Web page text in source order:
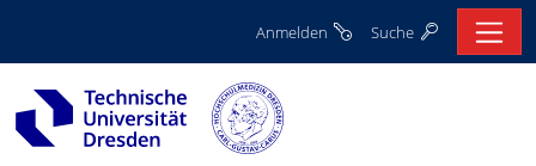
Suche
Anmelden